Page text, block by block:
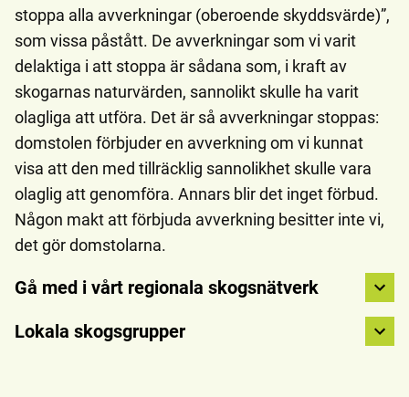
stoppa alla avverkningar (oberoende skyddsvärde)”,
som vissa påstått. De avverkningar som vi varit
delaktiga i att stoppa är sådana som, i kraft av
skogarnas naturvärden, sannolikt skulle ha varit
olagliga att utföra. Det är så avverkningar stoppas:
domstolen förbjuder en avverkning om vi kunnat
visa att den med tillräcklig sannolikhet skulle vara
olaglig att genomföra. Annars blir det inget förbud.
Någon makt att förbjuda avverkning besitter inte vi,
det gör domstolarna.
Gå med i vårt regionala skogsnätverk
Lokala skogsgrupper